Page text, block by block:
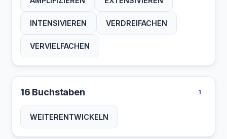
INTENSIVIEREN VERDREIFACHEN
VERVIELFACHEN
16 Buchstaben 1
WEITERENTWICKELN